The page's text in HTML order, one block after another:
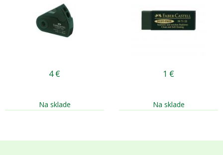
4 €
Na sklade
1 €
Na sklade